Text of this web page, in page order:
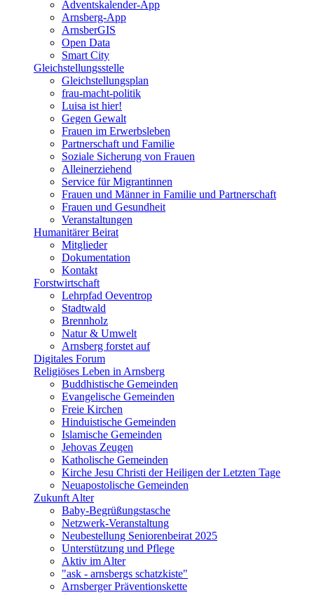
Adventskalender-App
Arnsberg-App
ArnsberGIS
Open Data
Smart City
Gleichstellungsstelle
Gleichstellungsplan
frau-macht-politik
Luisa ist hier!
Gegen Gewalt
Frauen im Erwerbsleben
Partnerschaft und Familie
Soziale Sicherung von Frauen
Alleinerziehend
Service für Migrantinnen
Frauen und Männer in Familie und Partnerschaft
Frauen und Gesundheit
Veranstaltungen
Humanitärer Beirat
Mitglieder
Dokumentation
Kontakt
Forstwirtschaft
Lehrpfad Oeventrop
Stadtwald
Brennholz
Natur & Umwelt
Arnsberg forstet auf
Digitales Forum
Religiöses Leben in Arnsberg
Buddhistische Gemeinden
Evangelische Gemeinden
Freie Kirchen
Hinduistische Gemeinden
Islamische Gemeinden
Jehovas Zeugen
Katholische Gemeinden
Kirche Jesu Christi der Heiligen der Letzten Tage
Neuapostolische Gemeinden
Zukunft Alter
Baby-Begrüßungstasche
Netzwerk-Veranstaltung
Neubestellung Seniorenbeirat 2025
Unterstützung und Pflege
Aktiv im Alter
"ask - arnsbergs schatzkiste"
Arnsberger Präventionskette